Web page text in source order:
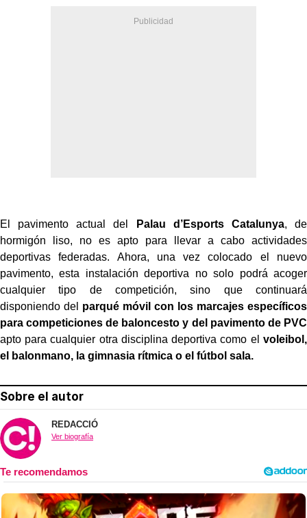
El pavimento actual del Palau d’Esports Catalunya, de
hormigón liso, no es apto para llevar a cabo actividades
deportivas federadas. Ahora, una vez colocado el nuevo
pavimento, esta instalación deportiva no solo podrá acoger
cualquier tipo de competición, sino que continuará
disponiendo del parqué móvil con los marcajes específicos
para competiciones de baloncesto y del pavimento de PVC
apto para cualquier otra disciplina deportiva como el voleibol,
el balonmano, la gimnasia rítmica o el fútbol sala.
Sobre el autor
REDACCIÓ
Ver biografía